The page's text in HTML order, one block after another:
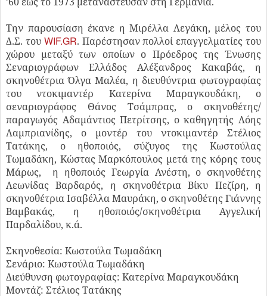
Την παρουσίαση έκανε η Μιρέλλα Λεγάκη, μέλος του
Δ.Σ. του WIF.GR. Παρέστησαν πολλοί επαγγελματίες του
χώρου μεταξύ των οποίων ο Πρόεδρος της Ένωσης
Σεναριογράφων Ελλάδος Αλέξανδρος Κακαβάς, η
σκηνοθέτρια Όλγα Μαλέα, η διευθύντρια φωτογραφίας
του ντοκιμαντέρ Κατερίνα Μαραγκουδάκη, ο
σεναριογράφος Θάνος Τσάμπρας, ο σκηνοθέτης/
παραγωγός Αδαμάντιος Πετρίτσης, ο καθηγητής Λόης
Λαμπριανίδης, ο μοντέρ του ντοκιμαντέρ Στέλιος
Τατάκης, ο ηθοποιός, σύζυγος της Κωστούλας
Τωμαδάκη, Κώστας Μαρκόπουλος μετά της κόρης τους
Μάρως, η ηθοποιός Γεωργία Ανέστη, ο σκηνοθέτης
Λεωνίδας Βαρδαρός, η σκηνοθέτρια Βίκυ Πεζίρη, η
σκηνοθέτρια Ισαβέλλα Μαυράκη, ο σκηνοθέτης Γιάννης
Βαμβακάς, η ηθοποιός/σκηνοθέτρια Αγγελική
Παρδαλίδου, κ.ά.
Σκηνοθεσία: Κωστούλα Τωμαδάκη
Σενάριο: Κωστούλα Τωμαδάκη
Διεύθυνση φωτογραφίας: Κατερίνα Μαραγκουδάκη
Μοντάζ: Στέλιος Τατάκης